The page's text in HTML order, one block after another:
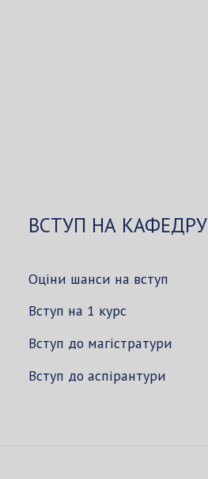
ВСТУП НА КАФЕДРУ
Оціни шанси на вступ
Вступ на 1 курс
Вступ до магістратури
Вступ до аспірантури